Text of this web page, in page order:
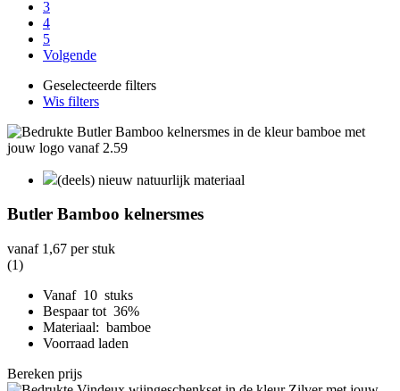
3
4
5
Volgende
Geselecteerde filters
Wis filters
(deels) nieuw natuurlijk materiaal
Butler Bamboo kelnersmes
vanaf 1,67 per stuk
(1)
Vanaf 10 stuks
Bespaar tot 36%
Materiaal: bamboe
Voorraad laden
Bereken prijs